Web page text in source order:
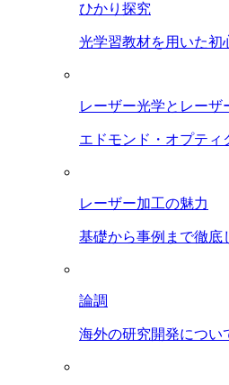
ひかり探究
光学習教材を用いた初
レーザー光学とレーザ
エドモンド・オプティ
レーザー加工の魅力
基礎から事例まで徹底
論調
海外の研究開発につい